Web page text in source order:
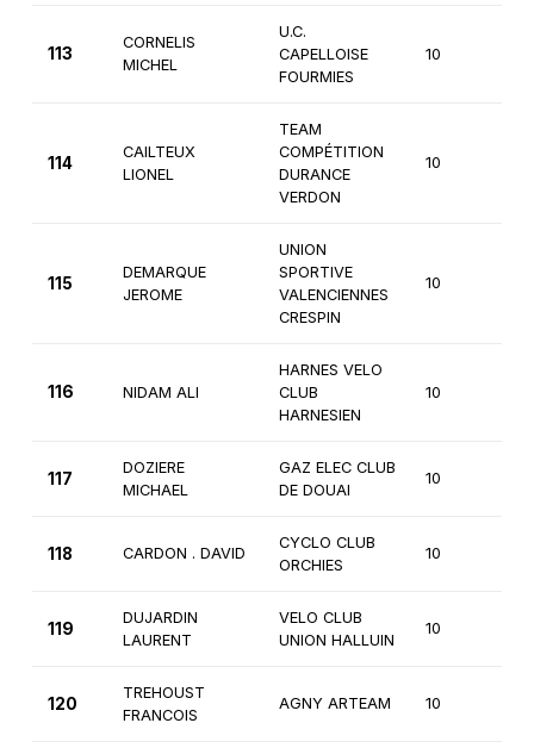
113
CORNELIS
MICHEL
U.C.
CAPELLOISE
FOURMIES
10
114
CAILTEUX
LIONEL
TEAM
COMPÉTITION
DURANCE
VERDON
10
115
DEMARQUE
JEROME
UNION
SPORTIVE
VALENCIENNES
CRESPIN
10
116 NIDAM ALI
HARNES VELO
CLUB
HARNESIEN
10
117
DOZIERE
MICHAEL
GAZ ELEC CLUB
DE DOUAI
10
118 CARDON . DAVID
CYCLO CLUB
ORCHIES
10
119
DUJARDIN
LAURENT
VELO CLUB
UNION HALLUIN
10
120
TREHOUST
FRANCOIS
AGNY ARTEAM 10